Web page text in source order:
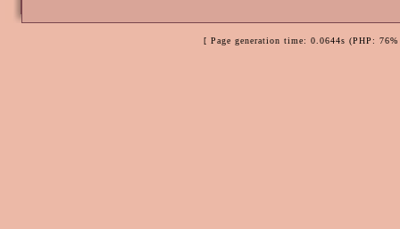
[ Page generation time: 0.0644s (PHP: